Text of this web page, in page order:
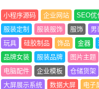
小程序源码 企业网站 SEO优
服装定制
服装服饰 服饰 男
玩具
硅胶制品 饰品 金器
品牌女装
服装品牌 图片主题
电脑配件
企业模板 仓储货架
大屏展示系统
数据大屏 电子